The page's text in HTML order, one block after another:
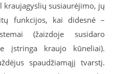
kraujagyslių susiaurėjimo, jų
funkcijos, kai didesnė –
(žaizdoje susidaro
įstringa kraujo kūneliai).
spaudžiamąjį tvarstį.